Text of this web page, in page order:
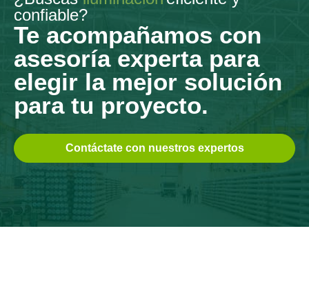
confiable?
Te acompañamos con
asesoría experta para
elegir la mejor solución
para tu proyecto.
Contáctate con nuestros expertos